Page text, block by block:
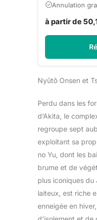
Annulation
à partir de
Nyûtô Onsen et
Perdu dans les
d’Akita, le
regroupe sept
exploitant sa
no Yu, dont les
brume et de
plus iconiques du
laiteux, est riche
enneigée en